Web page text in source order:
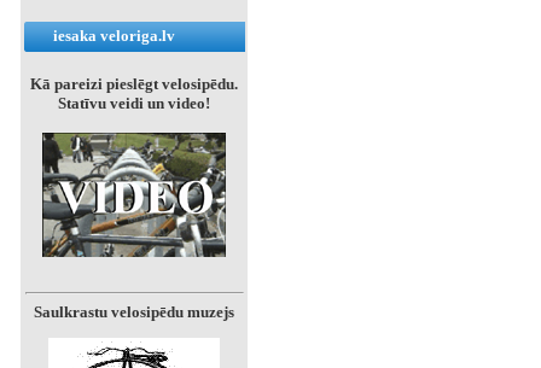
iesaka veloriga.lv
Kā pareizi pieslēgt velosipēdu.
Statīvu veidi un video!
Saulkrastu velosipēdu muzejs